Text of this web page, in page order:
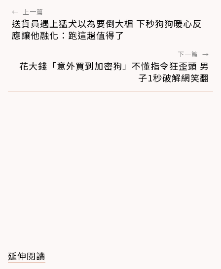
← 上一篇
送貨員遇上猛犬以為要倒大楣 下秒狗狗暖心反
應讓他融化：跑這趟值得了
下一篇 →
花大錢「意外買到加密狗」不懂指令狂歪頭 男
子1秒破解網笑翻
延伸閱讀